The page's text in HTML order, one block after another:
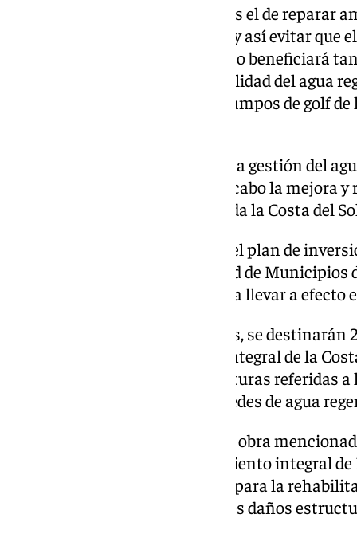
Han expresado que el objetivo es el de reparar
más afectados por la corrosión y así evitar que
salinidad a las depuradoras. Esto beneficiará
de la planta como a la propia calidad del agua
se suministra para el riego de campos de golf
Desde la empresa pública para la gestión del
gran compromiso para llevar a cabo la mejora
infraestructuras hídricas en toda la Costa del
Fruto de ello, han apuntado, es el plan de
en el Pleno de la Mancomunidad de Municipios
con 348,6 millones de euros para llevar a
De estos 348,6 millones de euros, se
actuaciones del saneamiento integral de la
comprendiendo las infraestructuras referidas
litoral, plantas depuradoras y redes de agua
En este apartado, al igual que la obra
dos tramos de la red de saneamiento integral
con una partida de 30 millones para la
saneamiento integral con graves daños